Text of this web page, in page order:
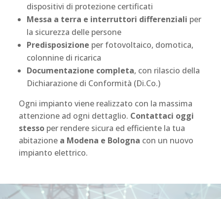
dispositivi di protezione certificati
Messa a terra e interruttori differenziali per
la sicurezza delle persone
Predisposizione per fotovoltaico, domotica,
colonnine di ricarica
Documentazione completa, con rilascio della
Dichiarazione di Conformità (Di.Co.)
Ogni impianto viene realizzato con la massima
attenzione ad ogni dettaglio. Contattaci oggi
stesso per rendere sicura ed efficiente la tua
abitazione a Modena e Bologna con un nuovo
impianto elettrico.